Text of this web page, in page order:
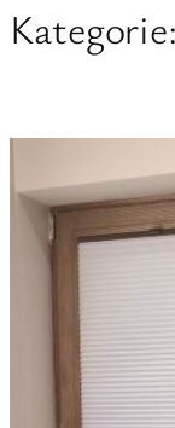
Kategorie: